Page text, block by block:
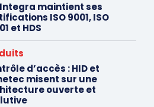
Integra maintient ses
ISO 9001, ISO
et HDS
d’accès : HID et
misent sur une
ouverte et